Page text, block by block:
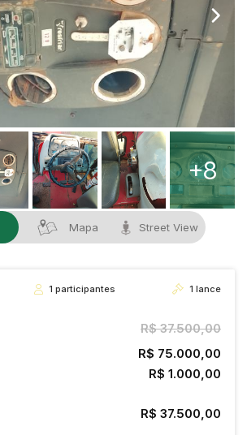
+8
Mapa Street View
1 participantes 1 lance
R$ 37.500,00
R$ 75.000,00
R$ 1.000,00
R$ 37.500,00